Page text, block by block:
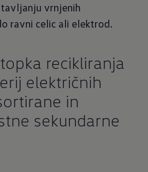
vrnjenih
ravni celic ali elektrod.
recikliranja
električnih
in
sekundarne